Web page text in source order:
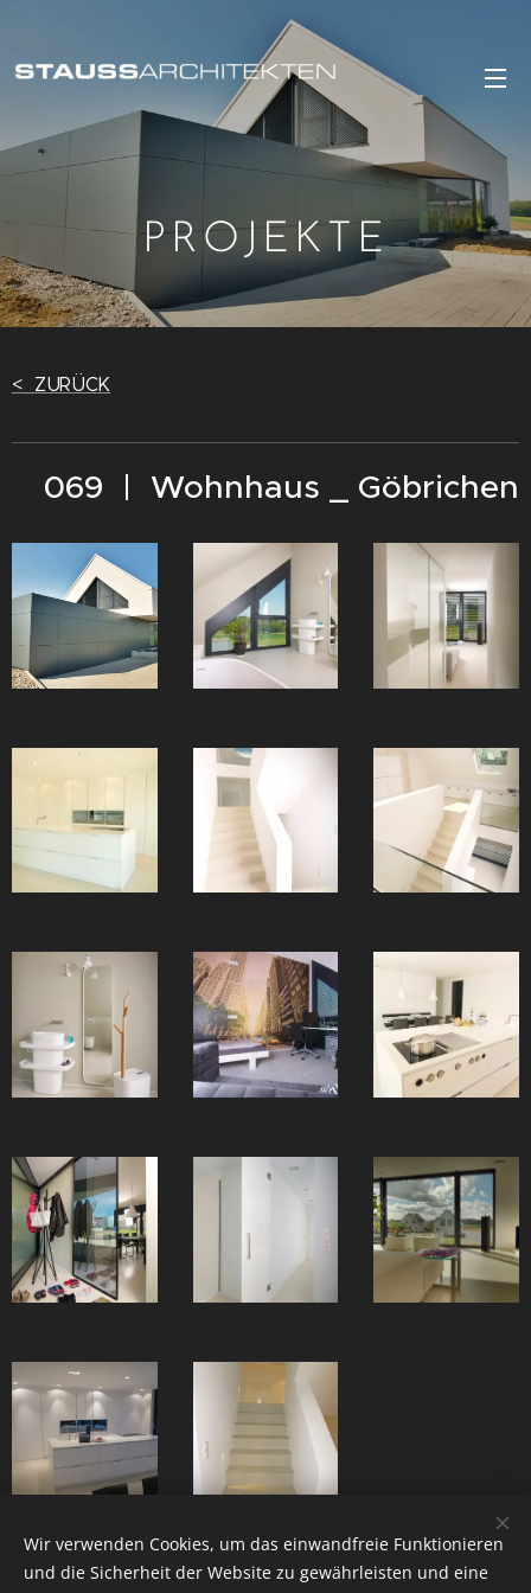
PROJEKTE
< ZURÜCK
069 | Wohnhaus _ Göbrichen
Wir verwenden Cookies, um das einwandfreie Funktionieren
und die Sicherheit der Website zu gewährleisten und eine